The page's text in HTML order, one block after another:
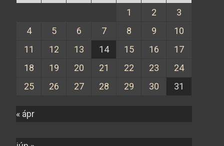
1
2
3
4
5 6 7 8 9
10
11
12 13 14 15 16
17
18
19 20 21 22 23
24
25
26 27 28 29 30 31
« ápr